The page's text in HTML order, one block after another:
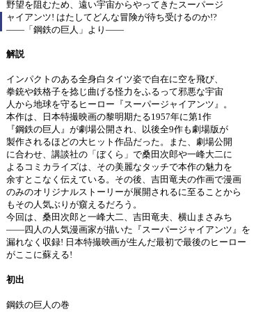
野望を阻むため、遠い宇宙からやってきたスーパージ
ャイアンツ! はたしてどんな冒険が待ち受けるのか!?
――「鋼鉄の巨人」より――
解説
インパクトのある全身白タイツ姿で自在に空を飛び、
拳銃や鉄格子を捻じ曲げる怪力をふるって邪悪な宇宙
人から地球を守るヒーロー『スーパージャイアンツ』。
本作は、日本特撮映画の黎明期たる1957年に第1作
『鋼鉄の巨人』が劇場公開され、以後全9作も劇場版が
製作されるほどの大ヒット作品だった。また、劇場公開
に合わせ、講談社の「ぼくら」で桑田次郎や一峰大二に
よるコミカライズは、その美麗なタッチで本作の魅力を
余すとこなく伝えている。その後、吉田竜夫の作画で漫画
のみのオリジナルストーリーが展開されるに至ることから
もその人気ぶりが窺えるだろう。
今回は、桑田次郎と一峰大二、吉田竜夫、横山まさみち
――四人の人気漫画家が描いた『スーパージャイアンツ』を
漏れなく収録! 日本特撮映画が生んだ最初で最後のヒーロー
がここに蘇える!
初出
鋼鉄の巨人の巻